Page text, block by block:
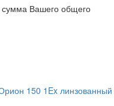
Вашего общего